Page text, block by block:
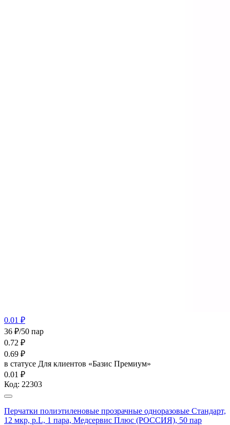
0.01 ₽
36 ₽/50 пар
0.72 ₽
0.69 ₽
в статусе Для клиентов «Базис Премиум»
0.01 ₽
Код: 22303
Перчатки полиэтиленовые прозрачные одноразовые Стандарт,
12 мкр, р.L, 1 пара, Медсервис Плюс (РОССИЯ), 50 пар